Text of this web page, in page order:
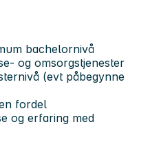
bachelornivå
og omsorgstjenester
(evt påbegynne
fordel
og erfaring med